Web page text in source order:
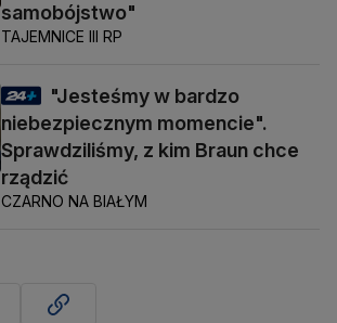
samobójstwo"
TAJEMNICE III RP
"Jesteśmy w bardzo
niebezpiecznym momencie".
Sprawdziliśmy, z kim Braun chce
rządzić
CZARNO NA BIAŁYM